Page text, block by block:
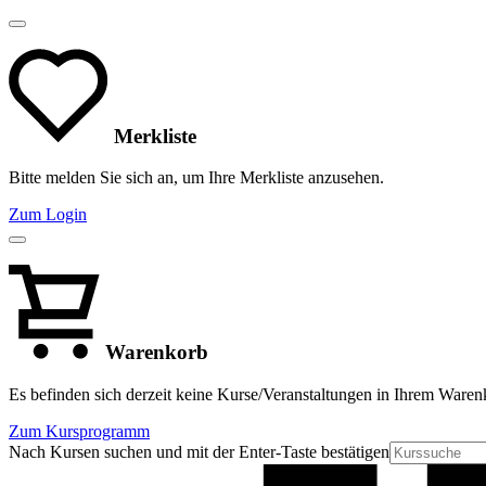
Merkliste
Bitte melden Sie sich an, um Ihre Merkliste anzusehen.
Zum Login
Warenkorb
Es befinden sich derzeit keine Kurse/Veranstaltungen in Ihrem
Zum Kursprogramm
Nach Kursen suchen und mit der Enter-Taste bestätigen